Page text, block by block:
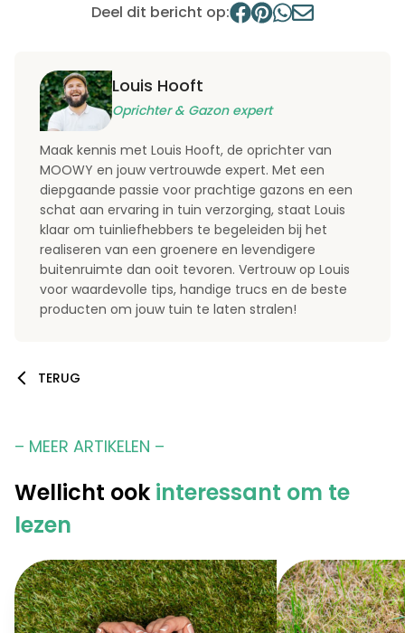
Deel dit bericht op:
Louis Hooft
Oprichter & Gazon expert
Maak kennis met Louis Hooft, de oprichter van
MOOWY en jouw vertrouwde expert. Met een
diepgaande passie voor prachtige gazons en een
schat aan ervaring in tuin verzorging, staat Louis
klaar om tuinliefhebbers te begeleiden bij het
realiseren van een groenere en levendigere
buitenruimte dan ooit tevoren. Vertrouw op Louis
voor waardevolle tips, handige trucs en de beste
producten om jouw tuin te laten stralen!
TERUG
– MEER ARTIKELEN –
Wellicht ook interessant om te
lezen